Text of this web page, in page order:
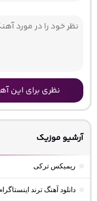
نظری برای این
آرشیو موزیک
ریمیکس ترکی
دانلود آهنگ ترند